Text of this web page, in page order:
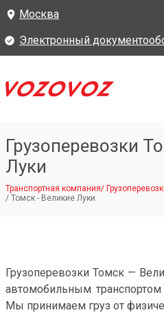
Москва
Электронный
Грузоперевозки
Луки
Транспортная компания/
/ Томск - Великие Луки
Грузоперевозки Томск —
автомобильным
Мы принимаем груз от